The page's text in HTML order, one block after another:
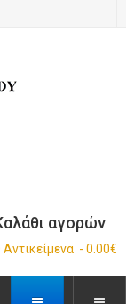
αγορών
Αντικείμενα - 0.00€